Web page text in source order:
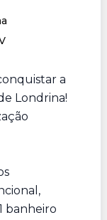
a
Londrina!
banheiro